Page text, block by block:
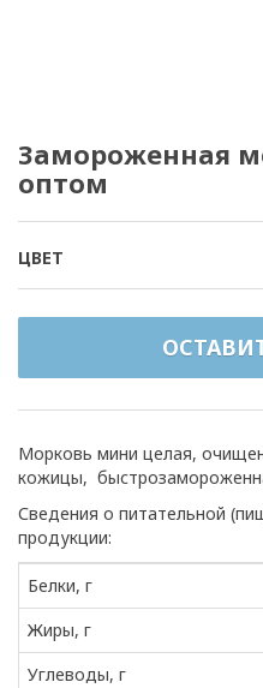
Замороженная
оптом
ЦВЕТ
Морковь мини целая,
кожицы,
Сведения о питательной
продукции:
Белки, г
Жиры, г
Углеводы, г